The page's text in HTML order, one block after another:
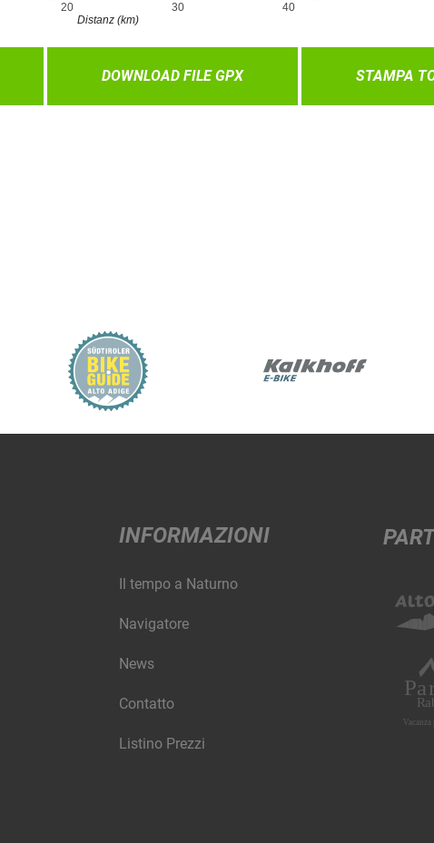
DOWNLOAD FILE GPX STAMPA
INFORMAZIONI
Il tempo a Naturno
Navigatore
News
Contatto
Listino Prezzi